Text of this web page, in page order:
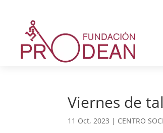
Viernes de
11 Oct, 2023 | CENTRO